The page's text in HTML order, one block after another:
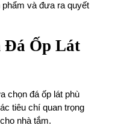
và đưa ra quyết
Đá Ốp Lát
chọn đá ốp lát phù
tiêu chí quan trọng
nhà tắm.